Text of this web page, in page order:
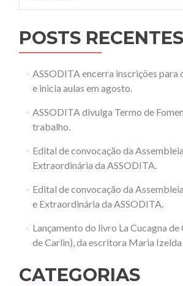
POSTS RECENTES
ASSODITA encerra inscrições para
e inicia aulas em agosto.
ASSODITA divulga Termo de
trabalho.
Edital de convocação da
Extraordinária da ASSODITA.
Edital de convocação da
e Extraordinária da ASSODITA.
Lançamento do livro La Cucagna
de Carlin), da escritora Maria
CATEGORIAS